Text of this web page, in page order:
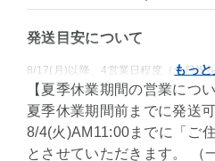
発送目安について
8/17(月)以降、4営業日程度（土日祝
【夏季休業期間の営業につい
夏季休業期間前までに発送
8/4(火)AM11:00までに「ご
とさせていただきます。 （